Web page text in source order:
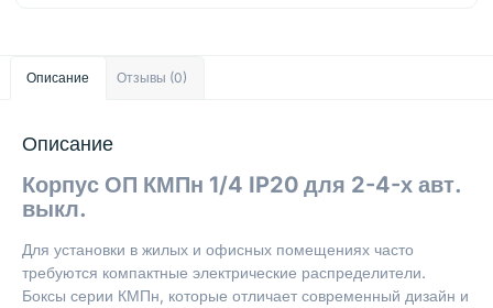
Описание Отзывы (0)
Описание
Корпус ОП КМПн 1/4 IP20 для 2-4-х авт.
выкл.
Для установки в жилых и офисных помещениях часто
требуются компактные электрические распределители.
Боксы серии КМПн, которые отличает современный дизайн и